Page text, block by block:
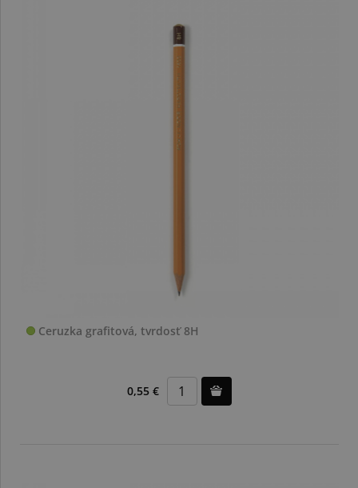
Ceruzka grafitová, tvrdosť 8H
0,55 €